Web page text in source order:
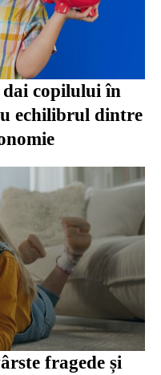
dai copilului în
echilibrul dintre
fragede și